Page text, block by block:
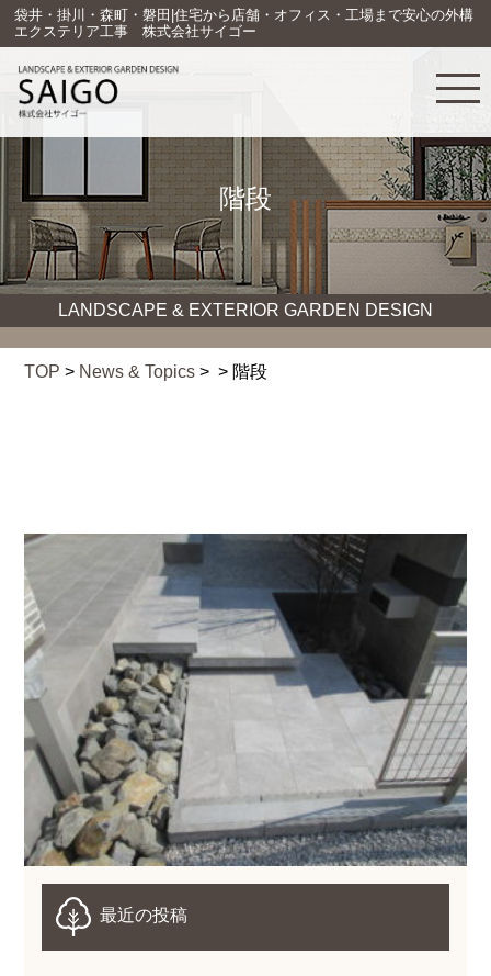
袋井・掛川・森町・磐田|住宅から店舗・オフィス・工場まで安心の外構
エクステリア工事 株式会社サイゴー
階段
LANDSCAPE & EXTERIOR GARDEN DESIGN
TOP > News & Topics > > 階段
最近の投稿